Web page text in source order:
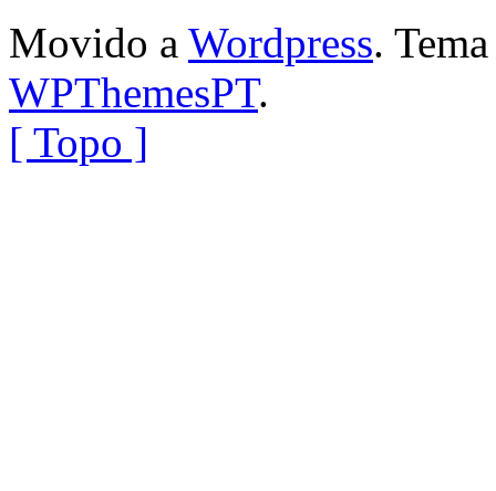
Movido a Wordpress.
WPThemesPT.
[ Topo ]